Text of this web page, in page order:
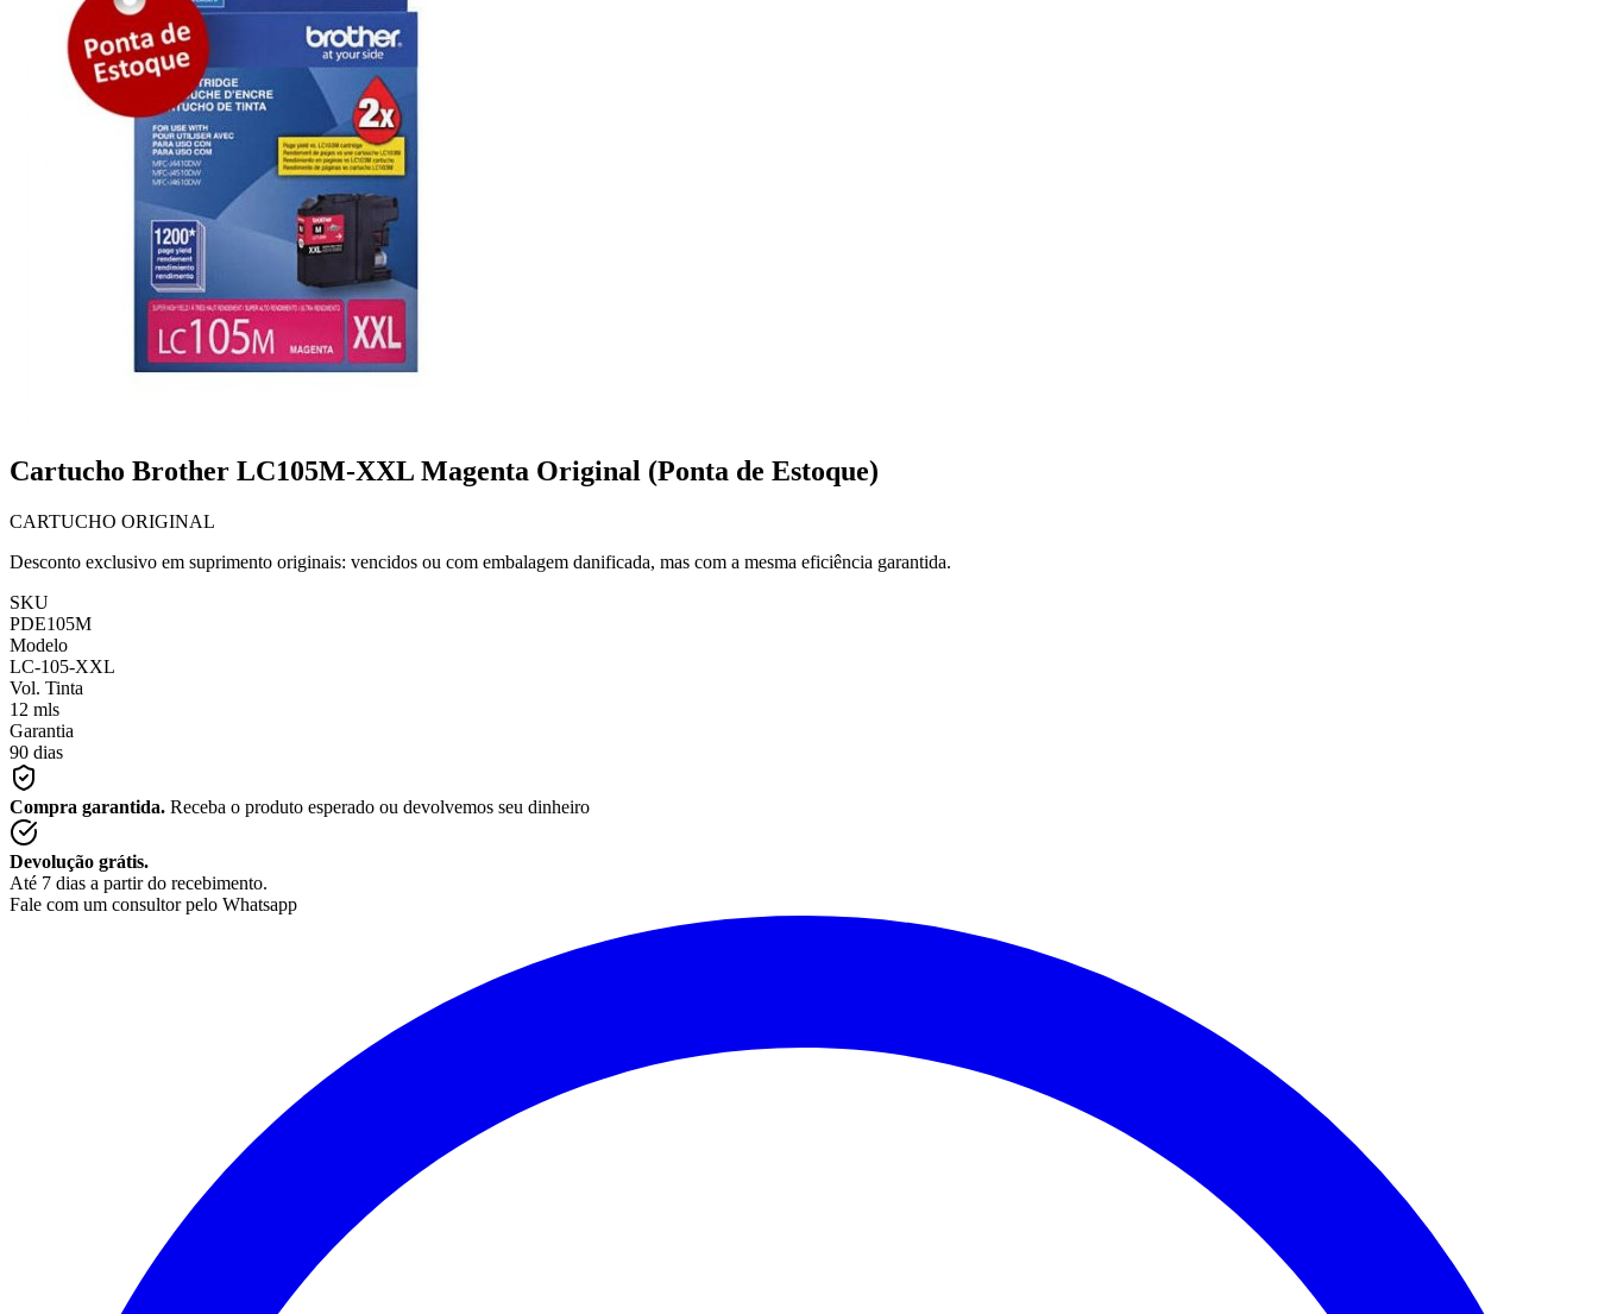
Cartucho Brother LC105M-XXL Magenta Original (Ponta de Estoque)
CARTUCHO ORIGINAL
Desconto exclusivo em suprimento originais: vencidos ou com embalagem danificada, mas com a mesma eficiência garantida.
SKU
PDE105M
Modelo
LC-105-XXL
Vol. Tinta
12 mls
Garantia
90 dias
Compra garantida. Receba o produto esperado ou devolvemos seu dinheiro
Devolução grátis.
Até 7 dias a partir do recebimento.
Fale com um consultor pelo Whatsapp